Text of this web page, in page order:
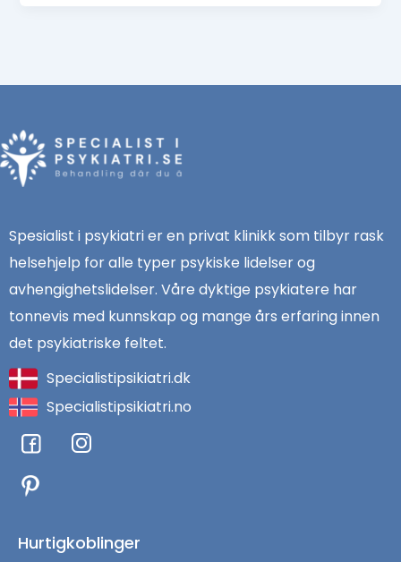
Spesialist i psykiatri er en privat klinikk som tilbyr rask
helsehjelp for alle typer psykiske lidelser og
avhengighetslidelser. Våre dyktige psykiatere har
tonnevis med kunnskap og mange års erfaring innen
det psykiatriske feltet.
Specialistipsikiatri.dk
Specialistipsikiatri.no
F
a
c
e
o
I
n
g
Hurtigkoblinger